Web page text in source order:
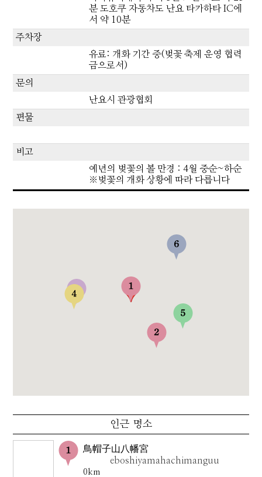
분 도호쿠 자동차도 난요 타카하타 IC에
서 약 10분
주차장
유료: 개화 기간 중(벚꽃 축제 운영 협력
금으로서)
문의
난요시 관광협회
편물
비고
예년의 벚꽃의 볼 만경 : 4월 중순~하순
※벚꽃의 개화 상황에 따라 다릅니다
인근 명소
鳥帽子山八幡宮
eboshiyamahachimanguu
0km